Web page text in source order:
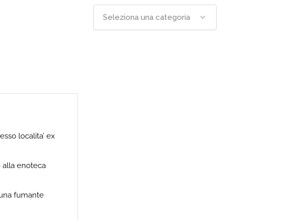
localita’ ex
alla enoteca
fumante
Seleziona una categoria